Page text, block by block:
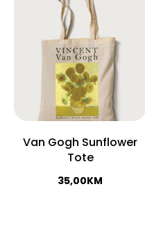
Van Gogh Sunflower
Tote
35,00KM